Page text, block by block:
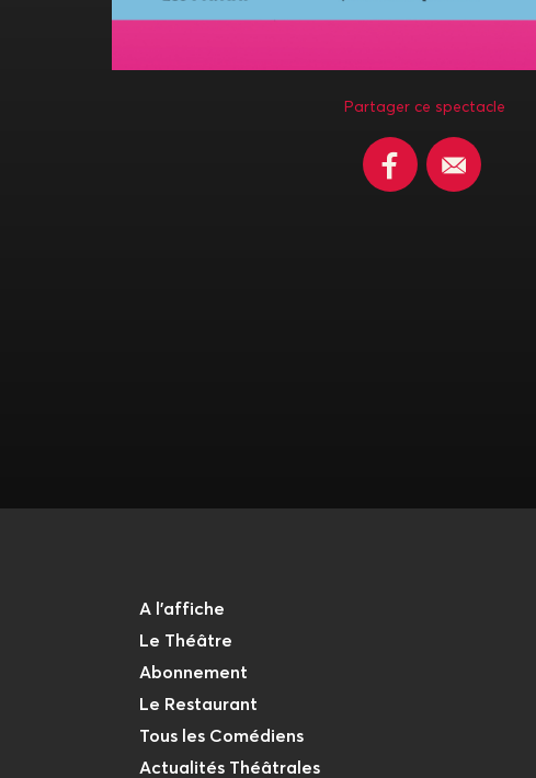
Partager ce spectacle
A l'affiche
Le Théâtre
Abonnement
Le Restaurant
Tous les Comédiens
Actualités Théâtrales